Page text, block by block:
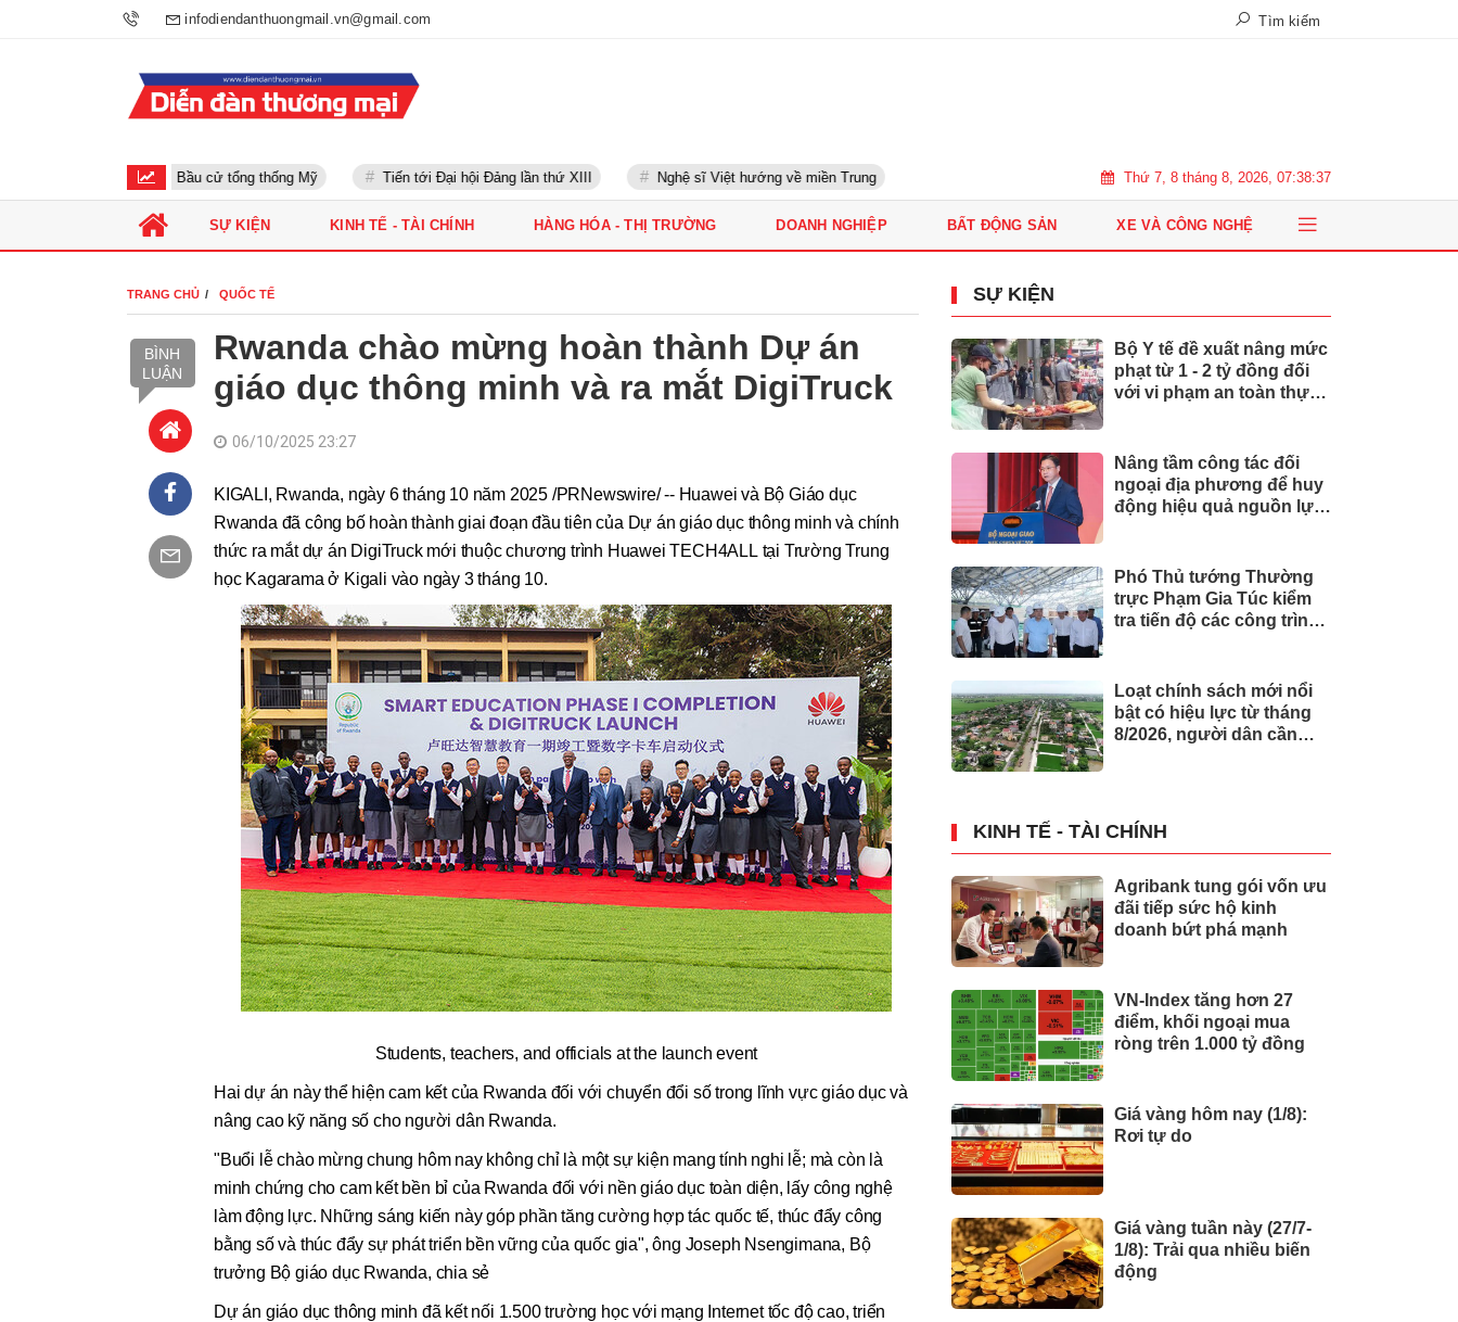
infodiendanthuongmail.vn@gmail.com Tìm kiếm
Bầu cử tổng thống Mỹ Tiến tới Đại hội Đảng lần thứ XIII Nghệ sĩ Việt hướng về miền Trung Thứ 7, 8 tháng 8, 2026, 07:38:38
SỰ KIỆN KINH TẾ - TÀI CHÍNH HÀNG HÓA - THỊ TRƯỜNG DOANH NGHIỆP BẤT ĐỘNG SẢN XE VÀ CÔNG NGHỆ
TRANG CHỦ QUỐC TẾ
BÌNH
LUẬN
Rwanda chào mừng hoàn thành Dự án
giáo dục thông minh và ra mắt DigiTruck
06/10/2025 23:27
KIGALI, Rwanda, ngày 6 tháng 10 năm 2025 /PRNewswire/ -- Huawei và Bộ Giáo dục
Rwanda đã công bố hoàn thành giai đoạn đầu tiên của Dự án giáo dục thông minh và chính
thức ra mắt dự án DigiTruck mới thuộc chương trình Huawei TECH4ALL tại Trường Trung
học Kagarama ở Kigali vào ngày 3 tháng 10.
Students, teachers, and officials at the launch event
Hai dự án này thể hiện cam kết của Rwanda đối với chuyển đổi số trong lĩnh vực giáo dục và
nâng cao kỹ năng số cho người dân Rwanda.
"Buổi lễ chào mừng chung hôm nay không chỉ là một sự kiện mang tính nghi lễ; mà còn là
minh chứng cho cam kết bền bỉ của Rwanda đối với nền giáo dục toàn diện, lấy công nghệ
làm động lực. Những sáng kiến này góp phần tăng cường hợp tác quốc tế, thúc đẩy công
bằng số và thúc đẩy sự phát triển bền vững của quốc gia", ông Joseph Nsengimana, Bộ
trưởng Bộ giáo dục Rwanda, chia sẻ
Dự án giáo dục thông minh đã kết nối 1.500 trường học với mạng Internet tốc độ cao, triển
SỰ KIỆN
Bộ Y tế đề xuất nâng mức
phạt từ 1 - 2 tỷ đồng đối
với vi phạm an toàn thực
Nâng tầm công tác đối
ngoại địa phương để huy
động hiệu quả nguồn lực
Phó Thủ tướng Thường
trực Phạm Gia Túc kiểm
tra tiến độ các công trình
Loạt chính sách mới nổi
bật có hiệu lực từ tháng
8/2026, người dân cần
KINH TẾ - TÀI CHÍNH
Agribank tung gói vốn ưu
đãi tiếp sức hộ kinh
doanh bứt phá mạnh
VN-Index tăng hơn 27
điểm, khối ngoại mua
ròng trên 1.000 tỷ đồng
Giá vàng hôm nay (1/8):
Rơi tự do
Giá vàng tuần này (27/7-
1/8): Trải qua nhiều biến
động